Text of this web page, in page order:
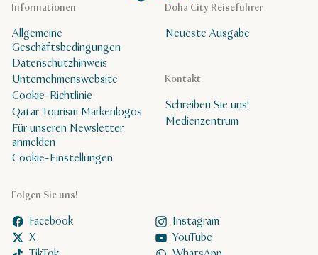
Doha City Reiseführer
Neueste Ausgabe
Folgen Sie uns!
Facebook
Instagram
X
YouTube
Kontakt
Schreiben Sie uns!
Medienzentrum
Informationen
Allgemeine
Geschäftsbedingungen
Datenschutzhinweis
Unternehmenswebsite
Cookie-Richtlinie
Qatar Tourism Markenlogos
Für unseren Newsletter
anmelden
Cookie-Einstellungen